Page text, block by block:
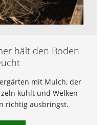
hält den Boden
mit Mulch, der
kühlt und Welken
richtig ausbringst.